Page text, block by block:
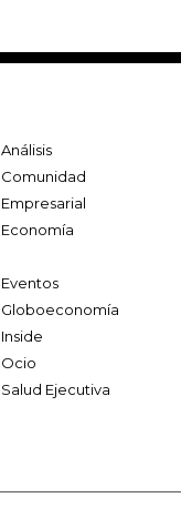
Análisis
Comunidad
Empresarial
Economía
Eventos
Globoeconomía
Inside
Ocio
Salud Ejecutiva